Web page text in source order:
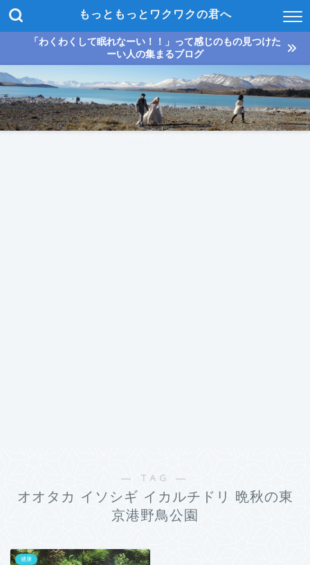
もっともっとワクワクの君へ
「わくわくして眠れなーい！！」って感じのもの見つけた
ーい人の集まるブログ
― TAG ―
オオタカ イソシギ イカルチドリ 晩秋の東
京港野鳥公園
健康